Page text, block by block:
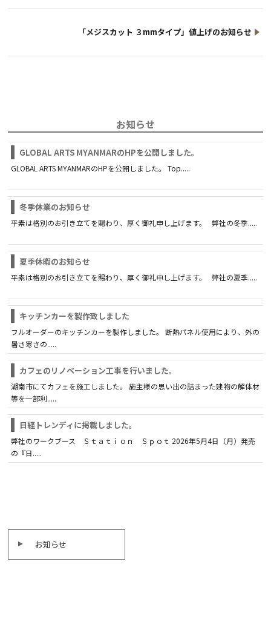
「メジスカット ３mmタイプ」値上げのお知らせ
お知らせ
GLOBAL ARTS MYANMARのHPを公開しました。
GLOBAL ARTS MYANMARのHPを公開しました。 Top.....
冬季休業のお知らせ
平素は格別のお引き立てを賜わり、厚く御礼申し上げます。 弊社の冬季.....
夏季休暇のお知らせ
平素は格別のお引き立てを賜わり、厚く御礼申し上げます。 弊社の夏季.....
キッチンカーを製作致しました
フルオーダーのキッチンカーを製作しました。 断熱パネル使用により、外の
暑さ寒さの.....
カフェのリノベーション工事を行いました。
湖南市にてカフェを施工しました。 施主様の思い出の詰まった建物の解体材
等を一部利.....
日経トレンディに掲載しました。
弊社のワークブース Ｓｔａｔｉｏｎ Ｓｐｏｔ 2026年5月4日（月）発売
の『日.....
お知らせ